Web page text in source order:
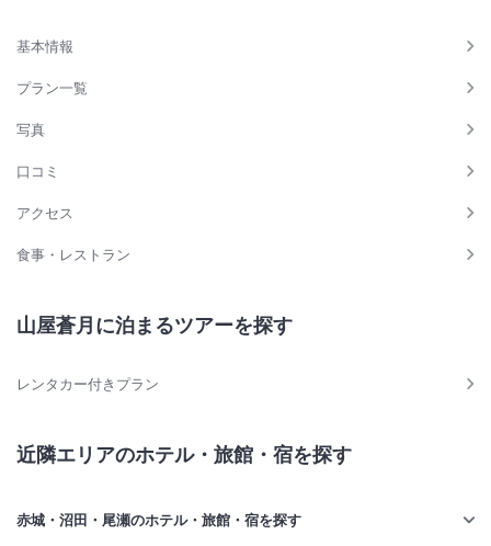
基本情報
プラン一覧
写真
口コミ
アクセス
食事・レストラン
山屋蒼月に泊まるツアーを探す
レンタカー付きプラン
近隣エリアのホテル・旅館・宿を探す
赤城・沼田・尾瀬のホテル・旅館・宿を探す